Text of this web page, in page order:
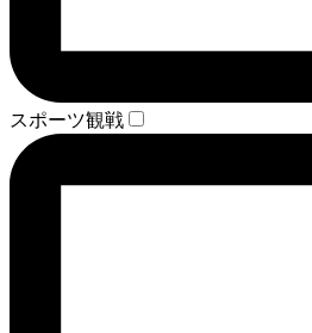
スポーツ観戦